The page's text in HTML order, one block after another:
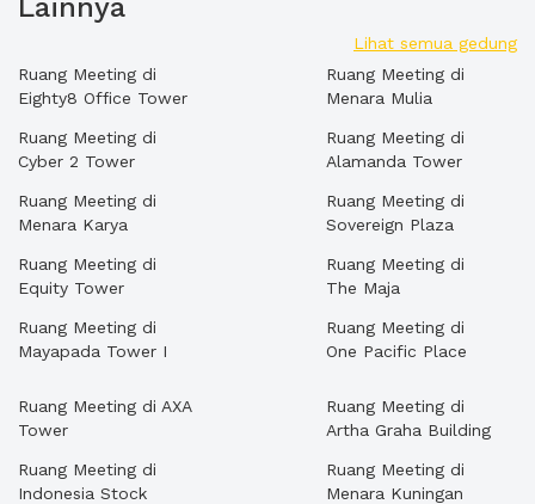
Lainnya
Lihat semua gedung
Ruang Meeting di
Eighty8 Office Tower
Ruang Meeting di
Cyber 2 Tower
Ruang Meeting di
Menara Karya
Ruang Meeting di
Equity Tower
Ruang Meeting di
Mayapada Tower I
Ruang Meeting di
Menara Mulia
Ruang Meeting di
Alamanda Tower
Ruang Meeting di
Sovereign Plaza
Ruang Meeting di
The Maja
Ruang Meeting di
One Pacific Place
Ruang Meeting di AXA
Tower
Ruang Meeting di
Indonesia Stock
Ruang Meeting di
Artha Graha Building
Ruang Meeting di
Menara Kuningan